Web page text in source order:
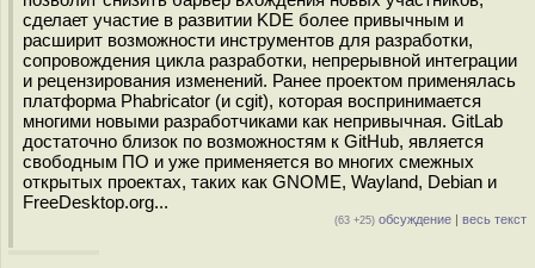
сделает участие в развитии KDE более привычным и
расширит возможности инструментов для разработки,
сопровождения цикла разработки, непрерывной интеграции
и рецензирования изменений. Ранее проектом применялась
платформа Phabricator (и cgit), которая воспринимается
многими новыми разработчиками как непривычная. GitLab
достаточно близок по возможностям к GitHub, является
свободным ПО и уже применяется во многих смежных
открытых проектах, таких как GNOME, Wayland, Debian и
FreeDesktop.org...
(63 +25) обсуждение | весь текст